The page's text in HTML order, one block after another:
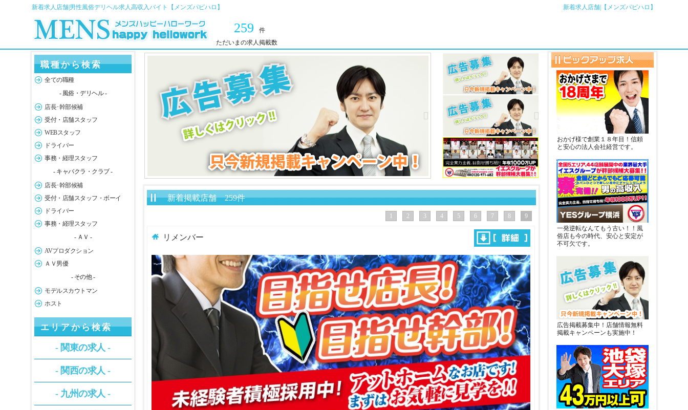
新着求人店舗|男性風俗デリヘル求人高収入バイト【メンズパピハロ】 新着求人店舗|【メンズパピハロ】
259
件
ただいまの求人掲載数
職種から検索
全ての職種
- 風俗・デリヘル -
店長･幹部候補
受付・店舗スタッフ
WEBスタッフ
ドライバー
事務・経理スタッフ
- キャバクラ・クラブ -
店長･幹部候補
受付・店舗スタッフ・ボーイ
ドライバー
事務・経理スタッフ
- ＡＶ -
AVプロダクション
ＡＶ男優
- その他 -
モデルスカウトマン
ホスト
エリアから検索
- 関東の求人 -
- 関西の求人 -
- 九州の求人 -
新着掲載店舗 259件
1 2 3 4 5 6 7 8 9
リメンバー
おかげ様で創業１８年目！信頼
と安心の法人会社経営です。
一発逆転なんてもう古い！！風
俗店も今の時代、安心と安定が
不可欠です。
広告掲載募集中！店舗情報無料
掲載キャンペーンも実施中！